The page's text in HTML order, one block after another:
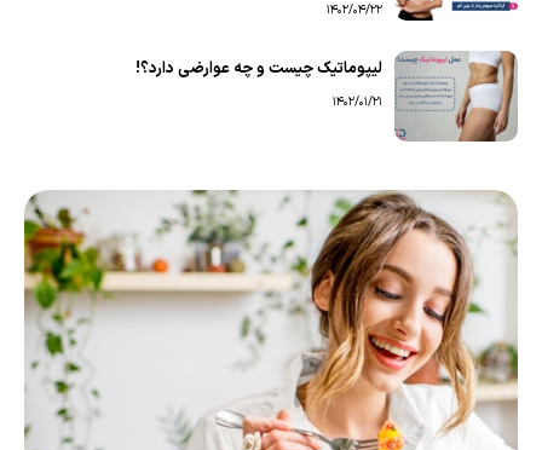
1402/04/22
لیپوماتیک چیست و چه عوارضی دارد؟!
1402/01/21